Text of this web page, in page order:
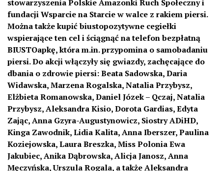
stowarzyszenia Polskie Amazonki Ruch Społeczny i
fundacji Wsparcie na Starcie w walce z rakiem piersi.
Można także kupić biustopozytywne cegiełki
wspierające ten cel i ściągnąć na telefon bezpłatną
BIUSTOapkę, która m.in. przypomina o samobadaniu
piersi. Do akcji włączyły się gwiazdy, zachęcające do
dbania o zdrowie piersi: Beata Sadowska, Daria
Widawska, Marzena Rogalska, Natalia Przybysz,
Elżbieta Romanowska, Daniel Józek – Qczaj, Natalia
Przybysz, Aleksandra Kisio, Dorota Gardias, Edyta
Zając, Anna Gzyra-Augustynowicz, Siostry ADiHD,
Kinga Zawodnik, Lidia Kalita, Anna Iberszer, Paulina
Koziejowska, Laura Breszka, Miss Polonia Ewa
Jakubiec, Anika Dąbrowska, Alicja Janosz, Anna
Męczyńska, Urszula Rogala, a także Aleksandra